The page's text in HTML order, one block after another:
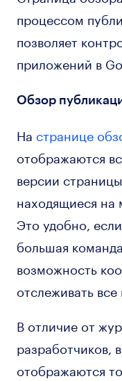
процессом
позволяет
приложений в
Обзор
На странице
отображаются
версии
находящиеся на
Это удобно,
большая
возможность
отслеживать все
В отличие от
разработчиков,
отображаются